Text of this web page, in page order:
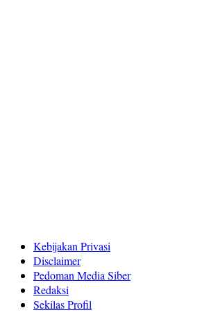
Kebijakan Privasi
Disclaimer
Pedoman Media Siber
Redaksi
Sekilas Profil